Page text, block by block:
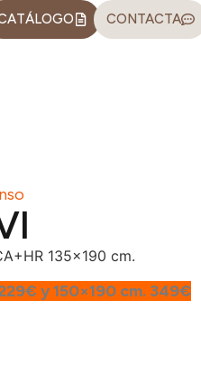
CONTACTA
135×190 cm.
y 150×190 cm. 349€